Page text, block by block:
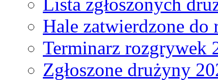
Hale zatwierdzone do
Terminarz rozgrywek
Zgłoszone drużyny